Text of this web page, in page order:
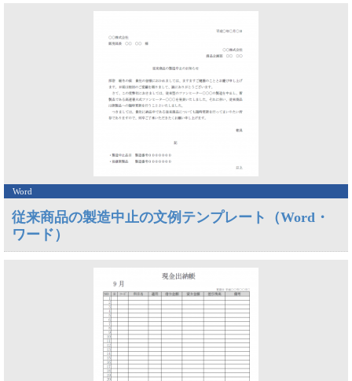
Word
従来商品の製造中止の文例テンプレート（Word・
ワード）